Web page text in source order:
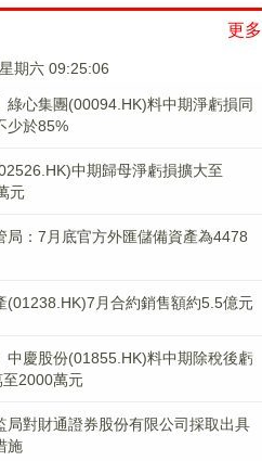
更多
期六 09:25:07
綠心集團(00094.HK)料中期淨虧損同
少於85%
中期歸母淨虧損擴大至
元
局：7月底官方外匯儲備資產為4478
(01238.HK)7月合約銷售額約5.5億元
中慶股份(01855.HK)料中期除稅後虧
2000萬元
局對財通證券股份有限公司採取出具
施